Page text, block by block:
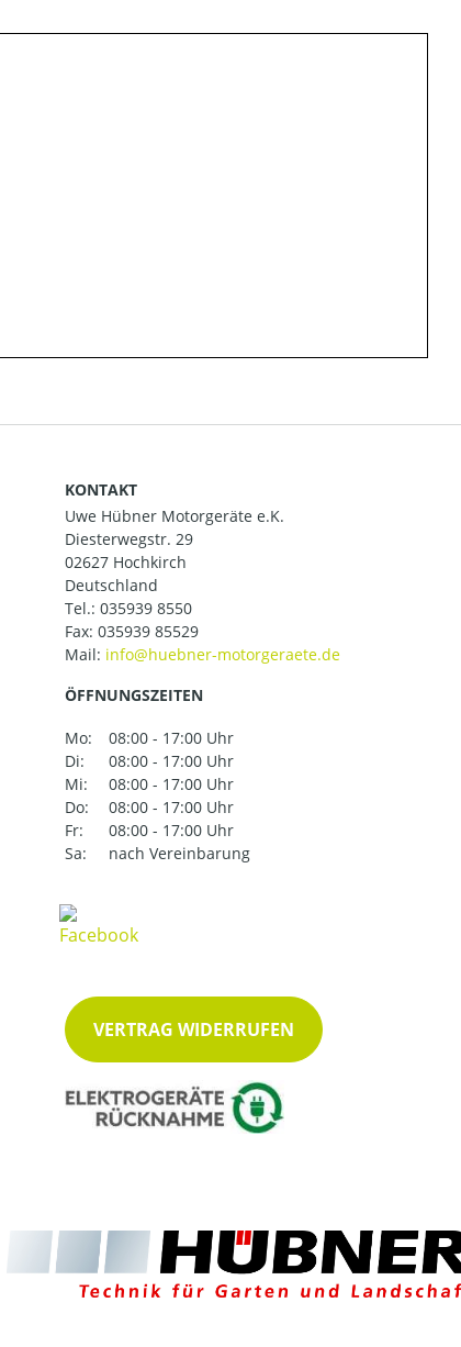
KONTAKT
Uwe Hübner Motorgeräte e.K.
Diesterwegstr. 29
02627 Hochkirch
Deutschland
Tel.: 035939 8550
Fax: 035939 85529
Mail:
ÖFFNUNGSZEITEN
Mo:
08:00 - 17:00 Uhr
Di:
08:00 - 17:00 Uhr
Mi:
08:00 - 17:00 Uhr
Do:
08:00 - 17:00 Uhr
Fr:
08:00 - 17:00 Uhr
Sa:
nach Vereinbarung
VERTRAG WIDERRUFEN